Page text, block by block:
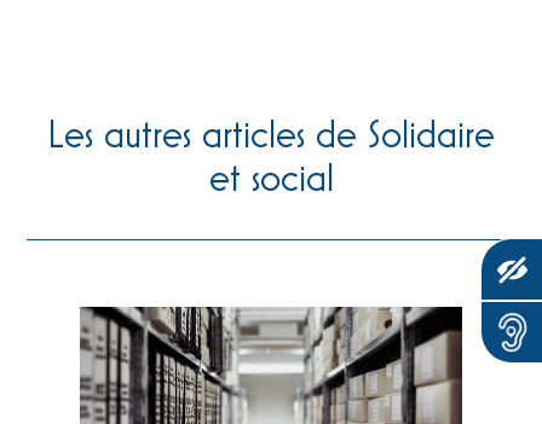
Les autres articles de Solidaire
et social